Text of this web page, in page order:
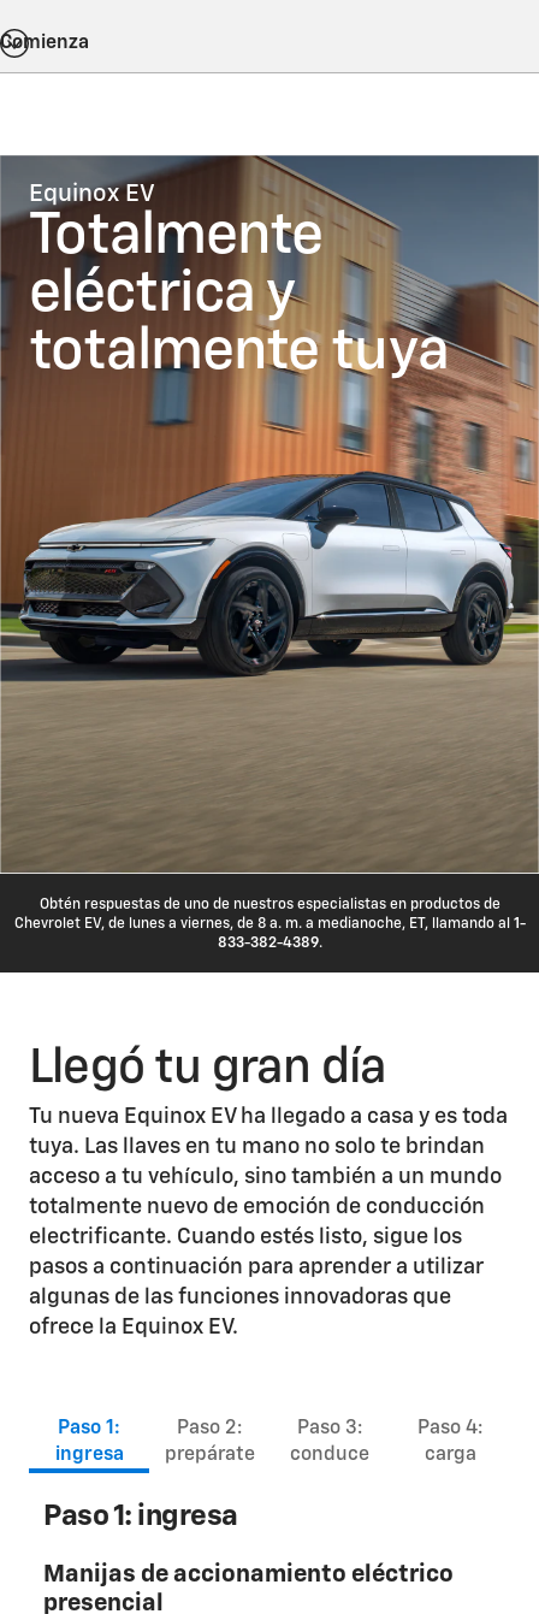
Comienza
Equinox EV
Totalmente
eléctrica y
totalmente tuya
Obtén respuestas de uno de nuestros especialistas en productos de
Chevrolet EV, de lunes a viernes, de 8 a. m. a medianoche, ET, llamando al 1-
833-382-4389.
Llegó tu gran día
Tu nueva Equinox EV ha llegado a casa y es toda
tuya. Las llaves en tu mano no solo te brindan
acceso a tu vehículo, sino también a un mundo
totalmente nuevo de emoción de conducción
electrificante. Cuando estés listo, sigue los
pasos a continuación para aprender a utilizar
algunas de las funciones innovadoras que
ofrece la Equinox EV.
Paso 1:
ingresa
Paso 2:
prepárate
Paso 3:
conduce
Paso 4:
carga
Paso 1: ingresa
Manijas de accionamiento eléctrico
presencial